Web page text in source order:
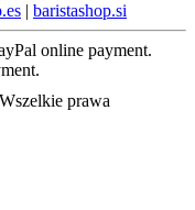
| baristashop.si
prawa